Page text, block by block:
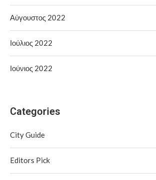
Αύγουστος 2022
Ιούλιος 2022
Ιούνιος 2022
Categories
City Guide
Editors Pick